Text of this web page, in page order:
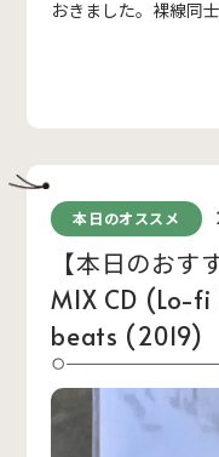
おきました。裸線同
本日のオススメ
【本日のお
MIX CD (Lo-
beats (2019)